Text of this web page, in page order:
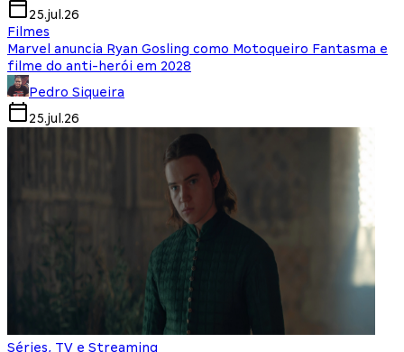
25.jul.26
Filmes
Marvel anuncia Ryan Gosling como Motoqueiro Fantasma e
filme do anti-herói em 2028
Pedro Siqueira
25.jul.26
Séries, TV e Streaming